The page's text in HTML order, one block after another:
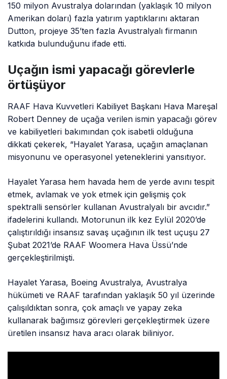
150 milyon Avustralya dolarından (yaklaşık 10 milyon
Amerikan doları) fazla yatırım yaptıklarını aktaran
Dutton, projeye 35’ten fazla Avustralyalı firmanın
katkıda bulunduğunu ifade etti.
Uçağın ismi yapacağı görevlerle
örtüşüyor
RAAF Hava Kuvvetleri Kabiliyet Başkanı Hava Mareşal
Robert Denney de uçağa verilen ismin yapacağı görev
ve kabiliyetleri bakımından çok isabetli olduğuna
dikkati çekerek, “Hayalet Yarasa, uçağın amaçlanan
misyonunu ve operasyonel yeteneklerini yansıtıyor.
Hayalet Yarasa hem havada hem de yerde avını tespit
etmek, avlamak ve yok etmek için gelişmiş çok
spektralli sensörler kullanan Avustralyalı bir avcıdır.”
ifadelerini kullandı. Motorunun ilk kez Eylül 2020’de
çalıştırıldığı insansız savaş uçağının ilk test uçuşu 27
Şubat 2021’de RAAF Woomera Hava Üssü’nde
gerçekleştirilmişti.
Hayalet Yarasa, Boeing Avustralya, Avustralya
hükümeti ve RAAF tarafından yaklaşık 50 yıl üzerinde
çalışıldıktan sonra, çok amaçlı ve yapay zeka
kullanarak bağımsız görevleri gerçekleştirmek üzere
üretilen insansız hava aracı olarak biliniyor.